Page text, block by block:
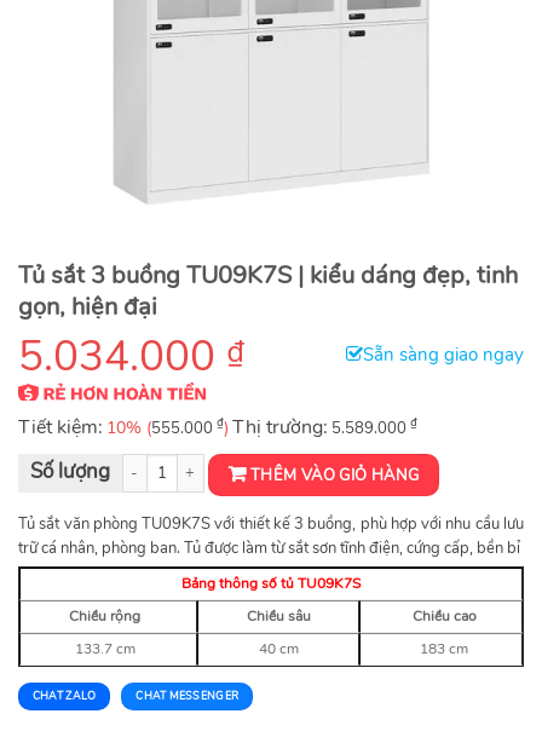
Tủ sắt 3 buồng TU09K7S | kiểu dáng đẹp, tinh
gọn, hiện đại
5.034.000 ₫ Sẵn sàng giao ngay
Tiết kiệm: 10% (555.000 ₫) Thị trường: 5.589.000 ₫
Tủ sắt 3 buồng TU09K7S số lượng THÊM VÀO GIỎ HÀNG
Tủ sắt văn phòng TU09K7S với thiết kế 3 buồng, phù hợp với nhu cầu lưu
trữ cá nhân, phòng ban. Tủ được làm từ sắt sơn tĩnh điện, cứng cấp, bền bỉ
Bảng thông số tủ TU09K7S
Chiều rộng
Chiều sâu
Chiều cao
133.7 cm
40 cm 183 cm
CHAT ZALO CHAT MESSENGER